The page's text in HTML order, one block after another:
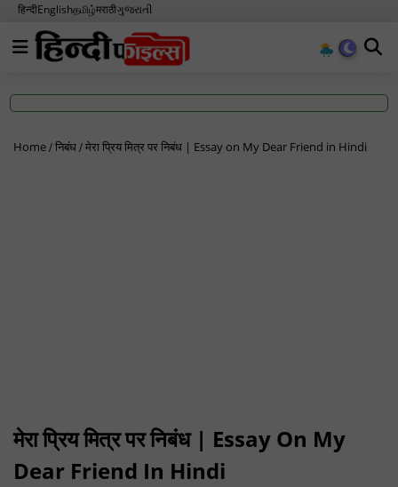
हिन्दीEnglishதமிழ்मराठीગુજરાતી
Home निबंध मेरा प्रिय मित्र पर निबंध | Essay on My Dear Friend in Hindi
मेरा प्रिय मित्र पर निबंध | Essay On My
Dear Friend In Hindi